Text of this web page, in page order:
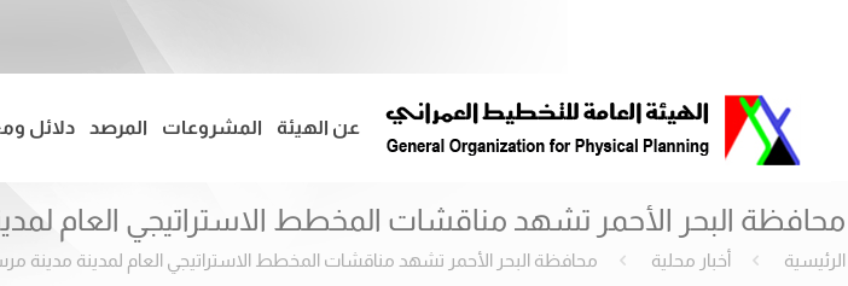
عن الهيئة المشروعات المرصد دلائل
محافظة البحر الأحمر تشهد مناقشات المخطط الاستراتيجي العام
الرئيسية أخبار محلية محافظة البحر الأحمر تشهد مناقشات المخطط الاستراتيجي العام لمدينة مدينة